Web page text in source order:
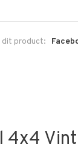
dit product:
4x4